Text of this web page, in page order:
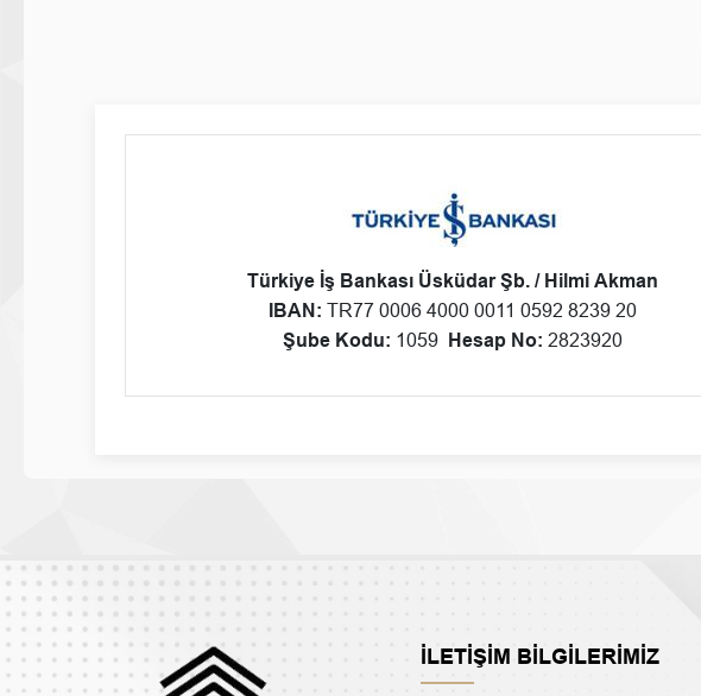
Türkiye İş Bankası Üsküdar Şb. / Hilmi Akman
IBAN: TR77 0006 4000 0011 0592 8239 20
Şube Kodu: 1059 Hesap No: 2823920
İLETİŞİM BİLGİLERİMİZ